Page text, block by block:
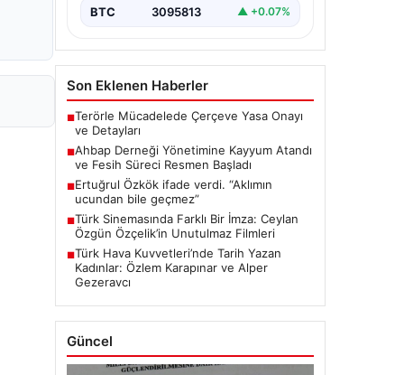
BTC 3095813 ▲ +0.07%
Son Eklenen Haberler
■Terörle Mücadelede Çerçeve Yasa Onayı
ve Detayları
■Ahbap Derneği Yönetimine Kayyum Atandı
ve Fesih Süreci Resmen Başladı
■Ertuğrul Özkök ifade verdi. “Aklımın
ucundan bile geçmez”
■Türk Sinemasında Farklı Bir İmza: Ceylan
Özgün Özçelik’in Unutulmaz Filmleri
■Türk Hava Kuvvetleri’nde Tarih Yazan
Kadınlar: Özlem Karapınar ve Alper
Gezeravcı
Güncel